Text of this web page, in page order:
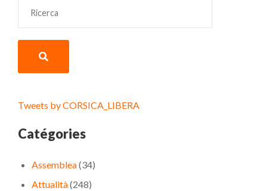
Tweets by CORSICA_LIBERA
Catégories
Assemblea(34)
Attualità(248)